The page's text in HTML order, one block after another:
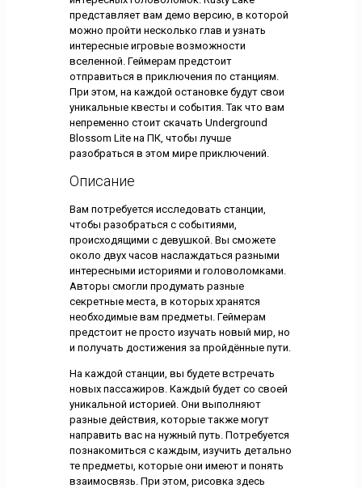
представляет вам демо версию, в которой
можно пройти несколько глав и узнать
интересные игровые возможности
вселенной. Геймерам предстоит
отправиться в приключения по станциям.
При этом, на каждой остановке будут свои
уникальные квесты и события. Так что вам
непременно стоит скачать Underground
Blossom Lite на ПК, чтобы лучше
разобраться в этом мире приключений.
Описание
Вам потребуется исследовать станции,
чтобы разобраться с событиями,
происходящими с девушкой. Вы сможете
около двух часов наслаждаться разными
интересными историями и головоломками.
Авторы смогли продумать разные
секретные места, в которых хранятся
необходимые вам предметы. Геймерам
предстоит не просто изучать новый мир, но
и получать достижения за пройдённые пути.
На каждой станции, вы будете встречать
новых пассажиров. Каждый будет со своей
уникальной историей. Они выполняют
разные действия, которые также могут
направить вас на нужный путь. Потребуется
познакомиться с каждым, изучить детально
те предметы, которые они имеют и понять
взаимосвязь. При этом, рисовка здесь